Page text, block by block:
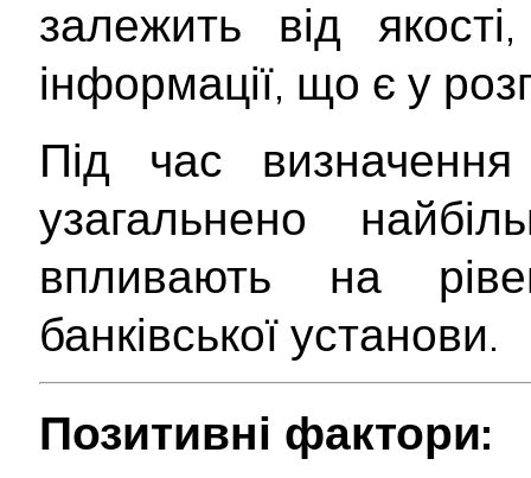
залежить від
інформації, що є у
Під час визначення
узагальнено
впливають на
банківської установи.
Позитивні фактори: